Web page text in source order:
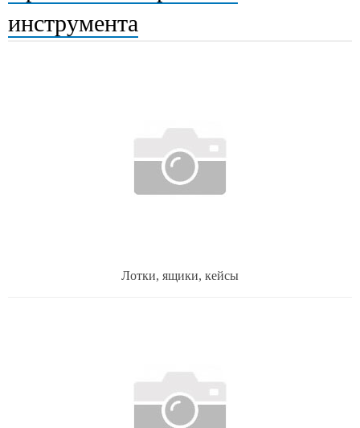
инструмента
Лотки, ящики, кейсы